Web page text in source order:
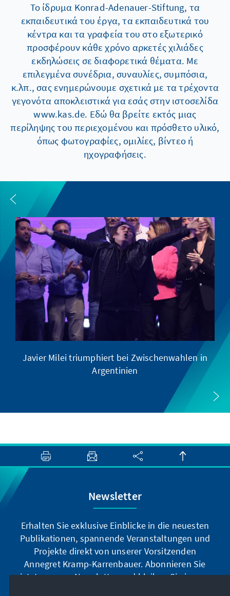
Το ίδρυμα Konrad-Adenauer-Stiftung, τα
εκπαιδευτικά του έργα, τα εκπαιδευτικά του
κέντρα και τα γραφεία του στο εξωτερικό
προσφέρουν κάθε χρόνο αρκετές χιλιάδες
εκδηλώσεις σε διαφορετικά θέματα. Με
επιλεγμένα συνέδρια, συναυλίες, συμπόσια,
κ.λπ., σας ενημερώνουμε σχετικά με τα τρέχοντα
γεγονότα αποκλειστικά για εσάς στην ιστοσελίδα
www.kas.de. Εδώ θα βρείτε εκτός μιας
περίληψης του περιεχομένου και πρόσθετο υλικό,
όπως φωτογραφίες, ομιλίες, βίντεο ή
ηχογραφήσεις.
Javier Milei triumphiert bei Zwischenwahlen in
Argentinien
Newsletter
Erhalten Sie exklusive Einblicke in die neuesten
Publikationen, spannende Veranstaltungen und
Projekte direkt von unserer Vorsitzenden
Annegret Kramp-Karrenbauer. Abonnieren Sie
jetzt unseren Newsletter und bleiben Sie immer